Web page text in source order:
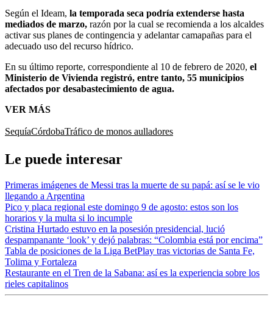
Según el Ideam, la temporada seca podría extenderse hasta
mediados de marzo, razón por la cual se recomienda a los alcaldes
activar sus planes de contingencia y adelantar camapañas para el
adecuado uso del recurso hídrico.
En su último reporte, correspondiente al 10 de febrero de 2020, el
Ministerio de Vivienda registró, entre tanto, 55 municipios
afectados por desabastecimiento de agua.
VER MÁS
SequíaCórdobaTráfico de monos aulladores
Le puede interesar
Primeras imágenes de Messi tras la muerte de su papá: así se le vio
llegando a Argentina
Pico y placa regional este domingo 9 de agosto: estos son los
horarios y la multa si lo incumple
Cristina Hurtado estuvo en la posesión presidencial, lució
despampanante ‘look’ y dejó palabras: “Colombia está por encima”
Tabla de posiciones de la Liga BetPlay tras victorias de Santa Fe,
Tolima y Fortaleza
Restaurante en el Tren de la Sabana: así es la experiencia sobre los
rieles capitalinos